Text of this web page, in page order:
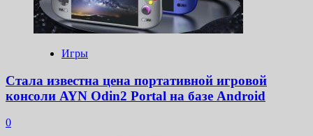
Игры
Стала известна цена портативной игровой
консоли AYN Odin2 Portal на базе Android
0